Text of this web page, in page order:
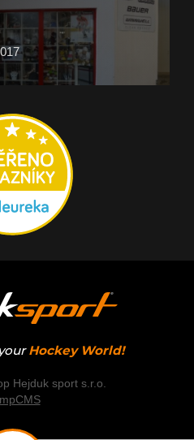
Hockey World!
Hejduk sport s.r.o.